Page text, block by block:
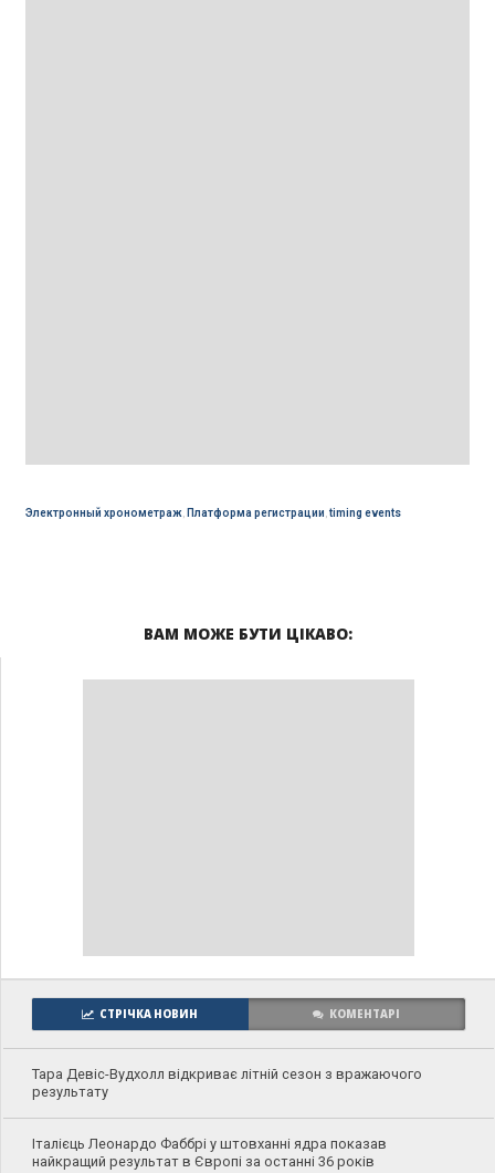
Электронный хронометраж, Платформа регистрации timing events
ВАМ МОЖЕ БУТИ ЦІКАВО:
СТРІЧКА НОВИН КОМЕНТАРІ
Тара Девіс-Вудхолл відкриває літній сезон з вражаючого
результату
Італієць Леонардо Фаббрі у штовханні ядра показав
найкращий результат в Європі за останні 36 років